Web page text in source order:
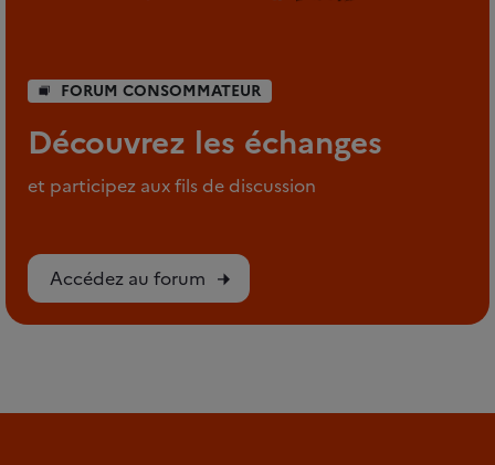
FORUM CONSOMMATEUR
Découvrez les échanges
et participez aux fils de discussion
Accédez au forum